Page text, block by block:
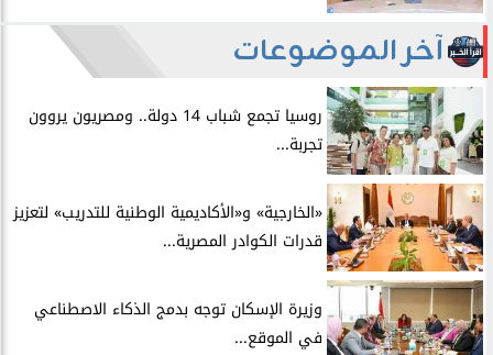
آخر الموضوعات
روسيا تجمع شباب 14 دولة.. ومصريون يروون
تجربة...
​«الخارجية» و«الأكاديمية الوطنية للتدريب» لتعزيز
قدرات الكوادر المصرية...
​وزيرة الإسكان توجه بدمج الذكاء الاصطناعي
في الموقع...